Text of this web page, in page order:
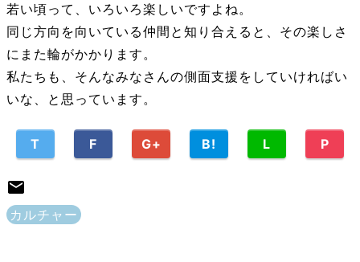
若い頃って、いろいろ楽しいですよね。
同じ方向を向いている仲間と知り合えると、その楽しさ
にまた輪がかかります。
私たちも、そんなみなさんの側面支援をしていければい
いな、と思っています。
T F G+ B! L P
カルチャー